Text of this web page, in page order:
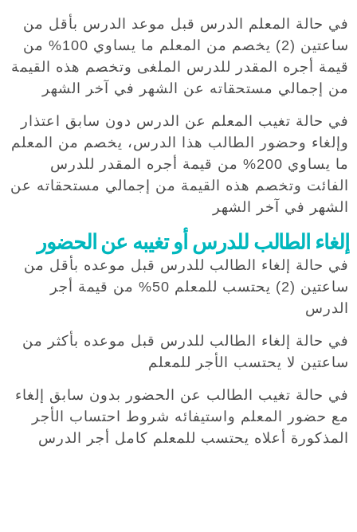
في حالة المعلم الدرس قبل موعد الدرس بأقل من
ساعتين (2) يخصم من المعلم ما يساوي 100% من
قيمة أجره المقدر للدرس الملغى وتخصم هذه القيمة
من إجمالي مستحقاته عن الشهر في آخر الشهر
في حالة تغيب المعلم عن الدرس دون سابق اعتذار
وإلغاء وحضور الطالب هذا الدرس، يخصم من المعلم
ما يساوي 200% من قيمة أجره المقدر للدرس
الفائت وتخصم هذه القيمة من إجمالي مستحقاته عن
الشهر في آخر الشهر
إلغاء الطالب للدرس أو تغيبه عن الحضور
في حالة إلغاء الطالب للدرس قبل موعده بأقل من
ساعتين (2) يحتسب للمعلم 50% من قيمة أجر
الدرس
في حالة إلغاء الطالب للدرس قبل موعده بأكثر من
ساعتين لا يحتسب الأجر للمعلم
في حالة تغيب الطالب عن الحضور بدون سابق إلغاء
مع حضور المعلم واستيفائه شروط احتساب الأجر
المذكورة أعلاه يحتسب للمعلم كامل أجر الدرس